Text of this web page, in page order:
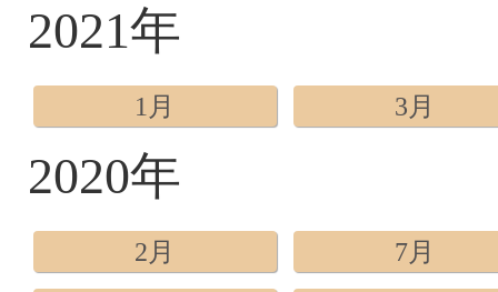
2021年
1月 3月
2020年
2月
7月